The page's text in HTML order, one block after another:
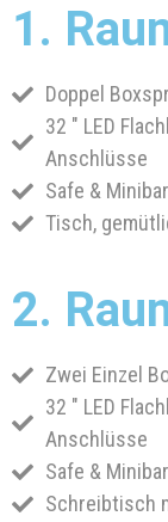
1.
Doppel
32 " LED
Anschlüsse
Safe & Minibar
Tisch,
2.
Zwei Einzel
32 " LED
Anschlüsse
Safe & Minibar
Schreibtisch